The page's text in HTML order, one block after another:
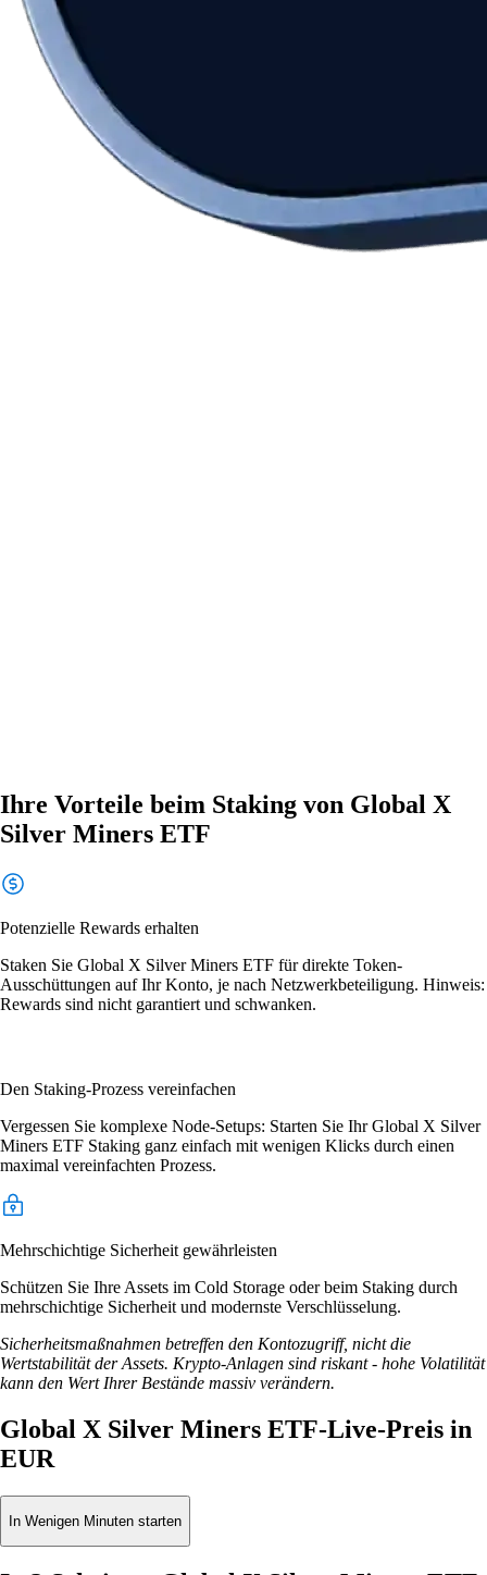
Ihre Vorteile beim Staking von Global X
Silver Miners ETF
Potenzielle Rewards erhalten
Staken Sie Global X Silver Miners ETF für direkte Token-
Ausschüttungen auf Ihr Konto, je nach Netzwerkbeteiligung. Hinweis:
Rewards sind nicht garantiert und schwanken.
Den Staking-Prozess vereinfachen
Vergessen Sie komplexe Node-Setups: Starten Sie Ihr Global X Silver
Miners ETF Staking ganz einfach mit wenigen Klicks durch einen
maximal vereinfachten Prozess.
Mehrschichtige Sicherheit gewährleisten
Schützen Sie Ihre Assets im Cold Storage oder beim Staking durch
mehrschichtige Sicherheit und modernste Verschlüsselung.
Sicherheitsmaßnahmen betreffen den Kontozugriff, nicht die
Wertstabilität der Assets. Krypto-Anlagen sind riskant - hohe Volatilität
kann den Wert Ihrer Bestände massiv verändern.
Global X Silver Miners ETF-Live-Preis in
EUR
In Wenigen Minuten starten